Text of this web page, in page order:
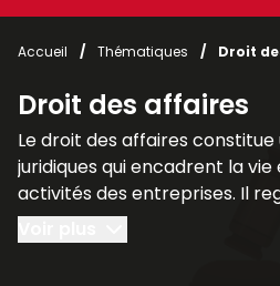
le sous-menu Vos métiers
le sous-menu Vos besoins
Accueil / Thématiques / Droit
Droit des affaires
Le droit des affaires
juridiques qui encadrent la
activités des entreprises. Il
branches du droit qui
la gestion et la protection des